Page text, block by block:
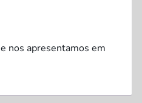
nos apresentamos em